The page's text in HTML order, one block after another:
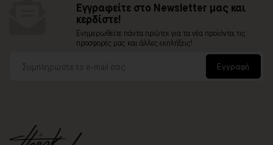
Εγγραφείτε στο Newsletter μας και
κερδίστε!
Ενημερωθείτε πάντα πρώτοι για τα νέα προϊόντα, τις
προσφορές μας και άλλες εκπλήξεις!
Εγγραφή